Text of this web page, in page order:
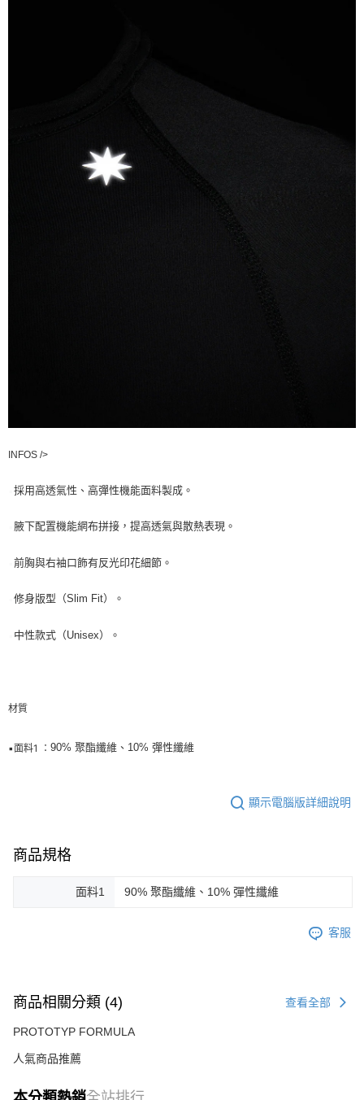
INFOS />
採用高透氣性、高彈性機能面料製成。
腋下配置機能網布拼接，提高透氣與散熱表現。
前胸與右袖口飾有反光印花細節。
修身版型（Slim Fit）。
中性款式（Unisex）。
材質
▪️面料1 ： 90% 聚酯纖維、10% 彈性纖維
顯示電腦版詳細說明
商品規格
面料1 90% 聚酯纖維、10% 彈性纖維
客服
商品相關分類 (4) 查看全部
PROTOTYP FORMULA
人氣商品推薦